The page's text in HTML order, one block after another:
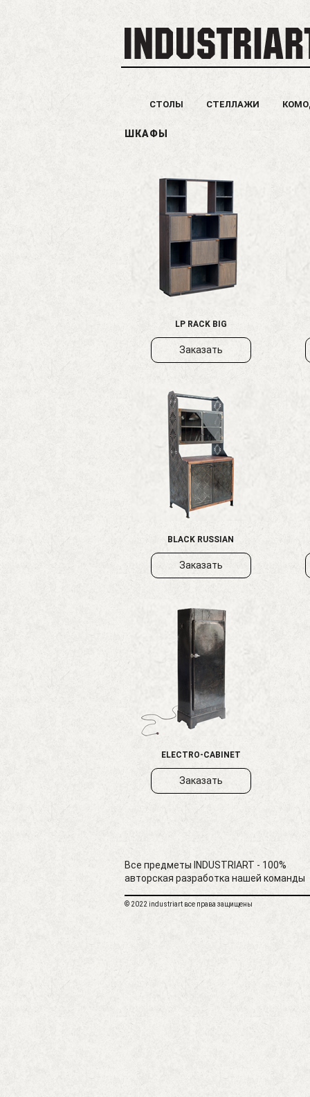
СТОЛЫ СТЕЛЛАЖИ
ШКАФЫ
LP RACK BIG
Заказать
BLACK RUSSIAN
Заказать
ELECTRO-CABINET
Заказать
Все предметы INDUSTRIART - 100%
авторская разработка нашей команды
© 2022 industriart все права защищены